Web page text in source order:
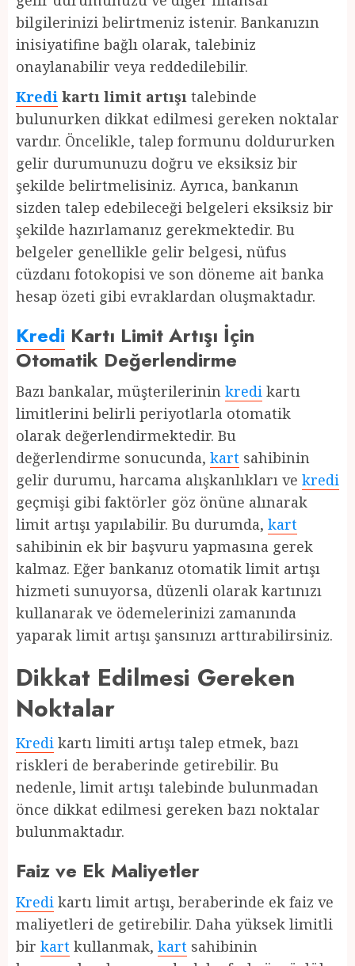
bilgilerinizi belirtmeniz istenir. Bankanızın
inisiyatifine bağlı olarak, talebiniz
onaylanabilir veya reddedilebilir.
Kredi kartı limit artışı talebinde
bulunurken dikkat edilmesi gereken noktalar
vardır. Öncelikle, talep formunu doldururken
gelir durumunuzu doğru ve eksiksiz bir
şekilde belirtmelisiniz. Ayrıca, bankanın
sizden talep edebileceği belgeleri eksiksiz bir
şekilde hazırlamanız gerekmektedir. Bu
belgeler genellikle gelir belgesi, nüfus
cüzdanı fotokopisi ve son döneme ait banka
hesap özeti gibi evraklardan oluşmaktadır.
Kredi Kartı Limit Artışı İçin
Otomatik Değerlendirme
Bazı bankalar, müşterilerinin kredi kartı
limitlerini belirli periyotlarla otomatik
olarak değerlendirmektedir. Bu
değerlendirme sonucunda, kart sahibinin
gelir durumu, harcama alışkanlıkları ve kredi
geçmişi gibi faktörler göz önüne alınarak
limit artışı yapılabilir. Bu durumda, kart
sahibinin ek bir başvuru yapmasına gerek
kalmaz. Eğer bankanız otomatik limit artışı
hizmeti sunuyorsa, düzenli olarak kartınızı
kullanarak ve ödemelerinizi zamanında
yaparak limit artışı şansınızı arttırabilirsiniz.
Dikkat Edilmesi Gereken
Noktalar
Kredi kartı limiti artışı talep etmek, bazı
riskleri de beraberinde getirebilir. Bu
nedenle, limit artışı talebinde bulunmadan
önce dikkat edilmesi gereken bazı noktalar
bulunmaktadır.
Faiz ve Ek Maliyetler
Kredi kartı limit artışı, beraberinde ek faiz ve
maliyetleri de getirebilir. Daha yüksek limitli
bir kart kullanmak, kart sahibinin